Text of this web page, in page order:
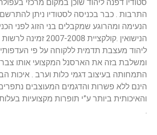
סטודיו דפנה ליהוד שוכן במקום מרכזי
התרבות . כבר בכניסה לסטודיו ניתן
הנעימה ומהרוגע שמקבלים בני הזוג לפני
הנישואין .קולקציית
ליהוד מעצבת תדמית ללקוחה על פי
ומשלבת בזה את הארסנל המקצועי אותו
התמחותה בעיצוב דגמי כלות וערב . איכות
הינם ללא פשרות והדגמים המעוצבים
והאיכותית ביותר ע”י תופרות מקצועיות
.